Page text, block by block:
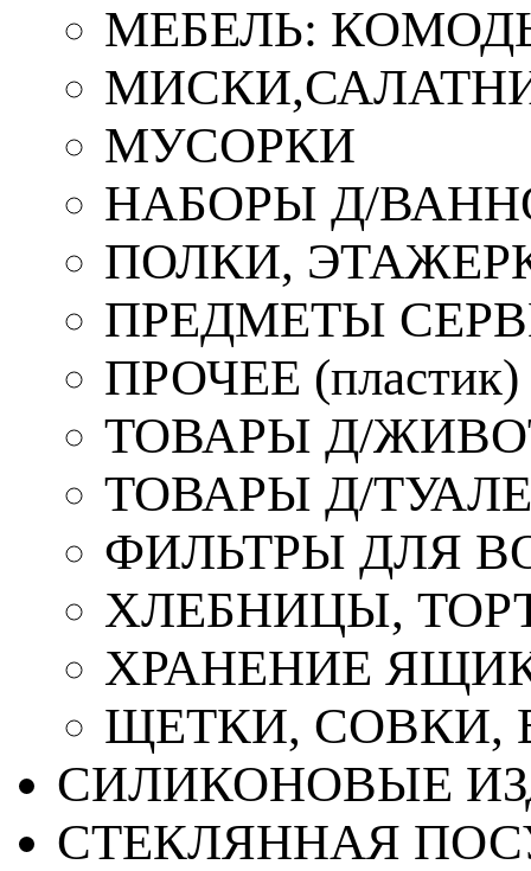
МЕБЕЛЬ:
МУСОРКИ
НАБОРЫ Д/
ПОЛКИ,
ПРЕДМЕТЫ
ПРОЧЕЕ (пластик)
ТОВАРЫ Д/
ТОВАРЫ Д/
ФИЛЬТРЫ ДЛЯ
ХЛЕБНИЦЫ,
ХРАНЕНИЕ
ЩЕТКИ, СОВКИ,
СИЛИКОНОВЫЕ
СТЕКЛЯННАЯ